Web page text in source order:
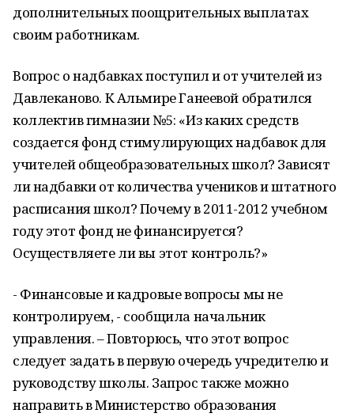
дополнительных поощрительных выплатах
своим работникам.
Вопрос о надбавках поступил и от учителей из
Давлеканово. К Альмире Ганеевой обратился
коллектив гимназии №5: «Из каких средств
создается фонд стимулирующих надбавок для
учителей общеобразовательных школ? Зависят
ли надбавки от количества учеников и штатного
расписания школ? Почему в 2011-2012 учебном
году этот фонд не финансируется?
Осуществляете ли вы этот контроль?»
- Финансовые и кадровые вопросы мы не
контролируем, - сообщила начальник
управления. – Повторюсь, что этот вопрос
следует задать в первую очередь учредителю и
руководству школы. Запрос также можно
направить в Министерство образования